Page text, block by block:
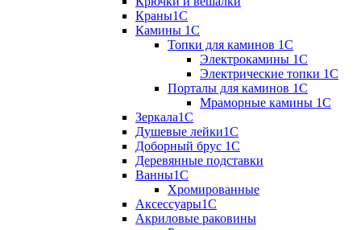
Краны1С
Камины 1C
Топки для каминов 1C
Электрокамины 1С
Электрические топки 1C
Порталы для каминов 1С
Мраморные камины 1C
Зеркала1С
Душевые лейки1С
Доборный брус 1С
Деревянные подставки
Ванны1С
Хромированные
Аксессуары1С
Акриловые раковины